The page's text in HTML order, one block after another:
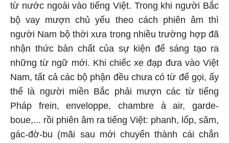
từ nước ngoài vào tiếng Việt. Trong khi người Bắc
bộ vay mượn chủ yếu theo cách phiên âm thì
người Nam bộ thời xưa trong nhiều trường hợp đã
nhận thức bản chất của sự kiện để sáng tạo ra
những từ ngữ mới. Khi chiếc xe đạp đưa vào Việt
Nam, tất cả các bộ phận đều chưa có từ để gọi, ấy
thế là người miền Bắc phải mượn các từ tiếng
Pháp frein, enveloppe, chambre à air, garde-
boue,... rồi phiên âm ra tiếng Việt: phanh, lốp, săm,
gác-đờ-bu (mãi sau mới chuyển thành cái chắn